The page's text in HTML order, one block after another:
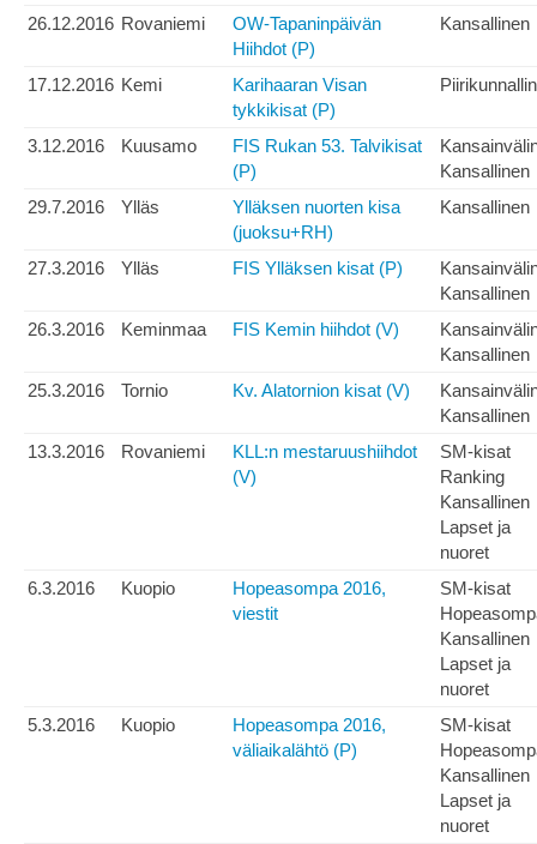
26.12.2016 Rovaniemi
OW-Tapaninpäivän
Hiihdot (P)
Kansallinen
17.12.2016 Kemi
Karihaaran Visan
tykkikisat (P)
3.12.2016 Kuusamo
FIS Rukan 53. Talvikisat
(P)
Kansallinen
29.7.2016
Ylläs
Ylläksen nuorten kisa
(juoksu+RH)
Kansallinen
27.3.2016 Ylläs FIS Ylläksen kisat (P)
Kansallinen
26.3.2016
Keminmaa FIS Kemin hiihdot (V)
Kansallinen
25.3.2016
Tornio Kv. Alatornion kisat (V)
Kansallinen
13.3.2016
Rovaniemi
KLL:n mestaruushiihdot
(V)
SM-kisat
Ranking
Kansallinen
Lapset ja
nuoret
6.3.2016
Kuopio
Hopeasompa 2016,
viestit
SM-kisat
Kansallinen
Lapset ja
nuoret
5.3.2016
Kuopio
Hopeasompa 2016,
väliaikalähtö (P)
SM-kisat
Kansallinen
Lapset ja
nuoret